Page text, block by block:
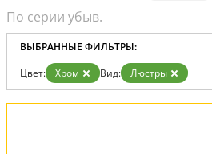
ВЫБРАННЫЕ ФИЛЬТРЫ:
Цвет: Хром Вид: Люстры